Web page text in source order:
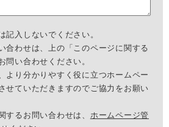
入しないでください。
合わせは、上の「このページに関する
問い合わせください。
より分かりやすく役に立つホームペー
せていただきますのでご協力をお願い
るお問い合わせは、 ホームページ管